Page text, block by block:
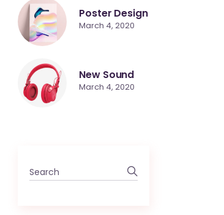
Poster Design
March 4, 2020
New Sound
March 4, 2020